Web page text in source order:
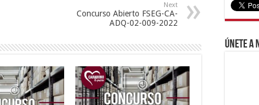
Next
Concurso Abierto FSEG-CA-
ADQ-02-009-2022
Únete a